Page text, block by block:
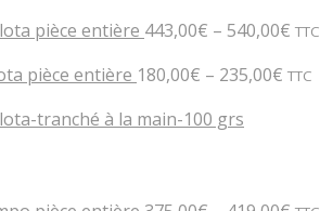
pièce entière 443,00€ – 540,00€ TTC
pièce entière 180,00€ – 235,00€ TTC
tranché à la main-100 grs